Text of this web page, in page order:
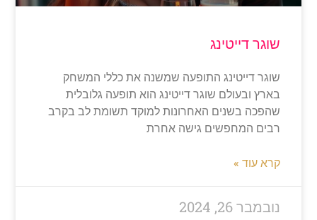
שוגר דייטינג
שוגר דייטינג התופעה שמשנה את כללי המשחק
בארץ ובעולם שוגר דייטינג הוא תופעה גלובלית
שהפכה בשנים האחרונות למוקד תשומת לב בקרב
רבים המחפשים גישה אחרת
קרא עוד »
נובמבר 26, 2024